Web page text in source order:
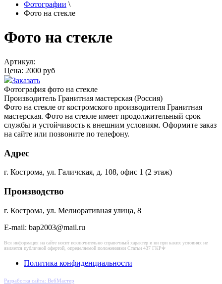
Фотографии \
Фото на стекле
Фото на стекле
Артикул:
Цена: 2000 руб
Заказать
Фотография фото на стекле
Производитель Гранитная мастерская (Россия)
Фото на стекле от костромского производителя Гранитная
мастерская. Фото на стекле имеет продолжительный срок
службы и устойчивость к внешним условиям. Оформите заказ
на сайте или позвоните по телефону.
Адрес
г. Кострома, ул. Галичская, д. 108, офис 1 (2 этаж)
Производство
г. Кострома, ул. Мелиоративная улица, 8
E-mail: bap2003@mail.ru
Вся информация на сайте носит исключительно справочный характер и ни при каких условиях не
является публичной офертой, определяемой положениями Статьи 437 ГКРФ
Политика конфиденциальности
Разработка сайта: ВебМастер